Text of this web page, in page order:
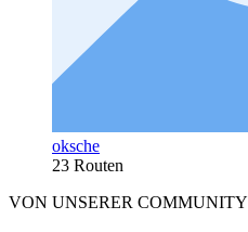
oksche
23 Routen
VON UNSERER COMMUNITY